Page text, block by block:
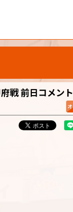
戦 前日コメント